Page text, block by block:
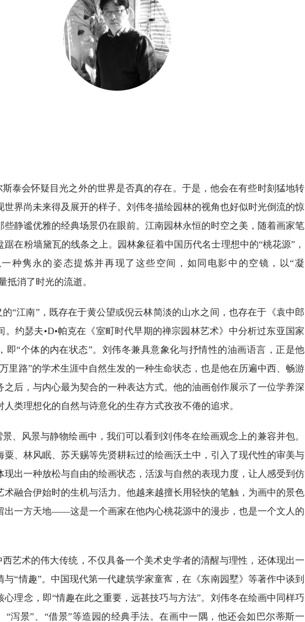
泰会怀疑目光之外的世界是否真的存在。于是，他会在有些时刻猛地转
世界尚未来得及展开的样子。刘伟冬描绘园林的视角也好似时光倒流的惊
些静谧优雅的经典场景仍在眼前。江南园林永恒的时空之美，随着画家笔
踞在粉墙黛瓦的线条之上。园林象征着中国历代名士理想中的“桃花源”，
种隽永的姿态提炼并再现了这些空间，如同电影中的空镜，以“凝
抵消了时光的流逝。
“江南”，既存在于黄公望或倪云林简淡的山水之间，也存在于《袁中郎
。约瑟夫•D•帕克在《室町时代早期的禅宗园林艺术》中分析过东亚国家
即“个体的内在状态”。刘伟冬兼具意象化与抒情性的油画语言，正是他
里路”的学术生涯中自然生发的一种生命状态，也是他在历遍中西、畅游
之后，与内心最为契合的一种表达方式。他的油画创作展示了一位学养深
人类理想化的自然与诗意化的生存方式孜孜不倦的追求。
、风景与静物绘画中，我们可以看到刘伟冬在绘画观念上的兼容并包。
粟、林风眠、苏天赐等先贤耕耘过的绘画沃土中，引入了现代性的审美与
现出一种放松与自由的绘画状态，活泼与自然的表现力度，让人感受到仿
术融合伊始时的生机与活力。他越来越擅长用轻快的笔触，为画中的景色
出一方天地——这是一个画家在他内心桃花源中的漫步，也是一个文人的
艺术的伟大传统，不仅具备一个美术史学者的清醒与理性，还体现出一
与“情趣”。中国现代第一代建筑学家童寯，在《东南园墅》等著作中谈到
心理念，即“情趣在此之重要，远甚技巧与方法”。刘伟冬在绘画中同样巧
“泻景”、“借景”等造园的经典手法。在画中一隅，他还会如巴尔蒂斯一